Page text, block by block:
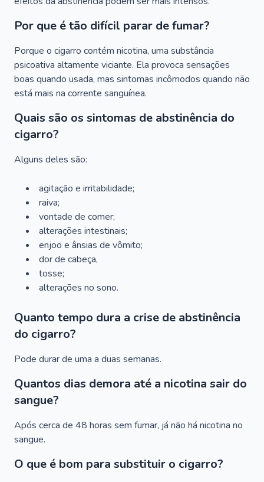
Por que é tão difícil parar de fumar?
Porque o cigarro contém nicotina, uma substância
psicoativa altamente viciante. Ela provoca sensações
boas quando usada, mas sintomas incômodos quando não
está mais na corrente sanguínea.
Quais são os sintomas de abstinência do
cigarro?
Alguns deles são:
agitação e irritabilidade;
raiva;
vontade de comer;
alterações intestinais;
enjoo e ânsias de vômito;
dor de cabeça,
tosse;
alterações no sono.
Quanto tempo dura a crise de abstinência
do cigarro?
Pode durar de uma a duas semanas.
Quantos dias demora até a nicotina sair do
sangue?
Após cerca de 48 horas sem fumar, já não há nicotina no
sangue.
O que é bom para substituir o cigarro?